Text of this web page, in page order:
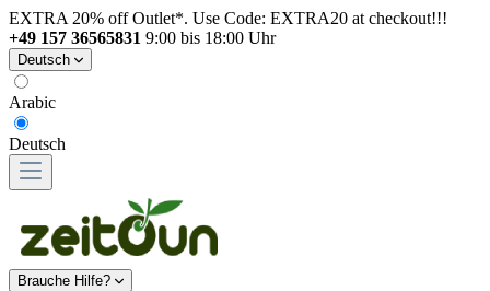
EXTRA 20% off Outlet*. Use Code: EXTRA20 at checkout!!!
+49 157 36565831 9:00 bis 18:00 Uhr
Deutsch
Arabic
Deutsch
Brauche Hilfe?